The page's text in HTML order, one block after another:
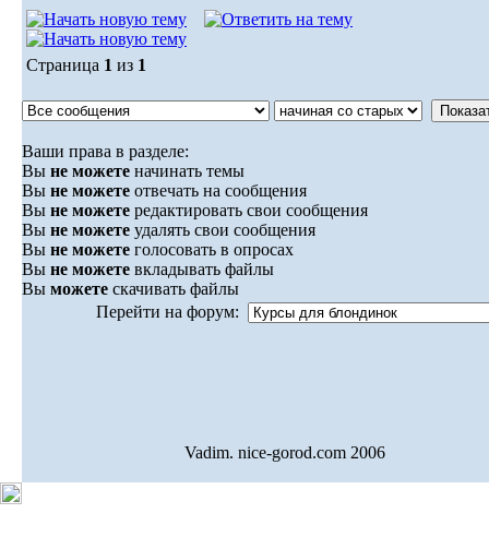
Страница 1 из 1
Ваши права в разделе:
Вы не можете начинать темы
Вы не можете отвечать на сообщения
Вы не можете редактировать свои сообщения
Вы не можете удалять свои сообщения
Вы не можете голосовать в опросах
Вы не можете вкладывать файлы
Вы можете скачивать файлы
Перейти на форум:
Vadim. nice-gorod.com 2006